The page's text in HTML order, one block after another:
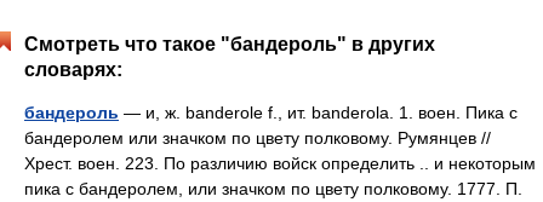
Смотреть что такое "бандероль" в других
словарях:
бандероль — и, ж. banderole f., ит. banderola. 1. воен. Пика с
бандеролем или значком по цвету полковому. Румянцев //
Хрест. воен. 223. По различию войск определить .. и некоторым
пика с бандеролем, или значком по цвету полковому. 1777. П.